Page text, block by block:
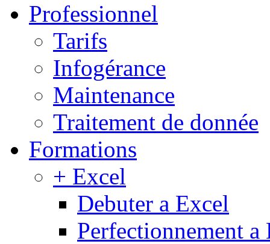
Professionnel
Tarifs
Infogérance
Maintenance
Traitement de donnée
Formations
+ Excel
Debuter a Excel
Perfectionnement a